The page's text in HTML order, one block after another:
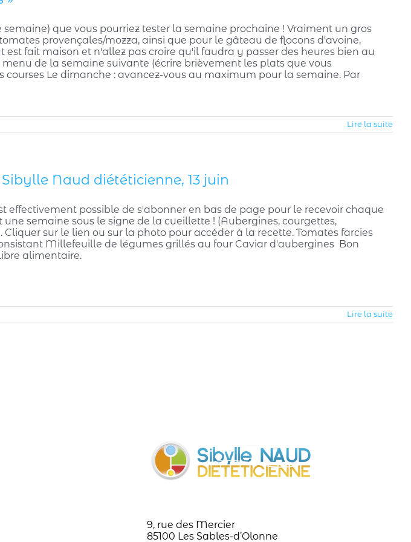
semaine) que vous pourriez tester la semaine prochaine ! Vraiment un gros
provençales/mozza, ainsi que pour le gâteau de flocons d'avoine,
est fait maison et n'allez pas croire qu'il faudra y passer des heures bien au
de la semaine suivante (écrire brièvement les plats que vous
courses Le dimanche : avancez-vous au maximum pour la semaine. Par
Lire la suite
Naud diététicienne, 13 juin
effectivement possible de s'abonner en bas de page pour le recevoir chaque
semaine sous le signe de la cueillette ! (Aubergines, courgettes,
Cliquer sur le lien ou sur la photo pour accéder à la recette. Tomates farcies
Millefeuille de légumes grillés au four Caviar d'aubergines Bon
alimentaire.
Lire la suite
9, rue des Mercier
85100 Les Sables-d’Olonne